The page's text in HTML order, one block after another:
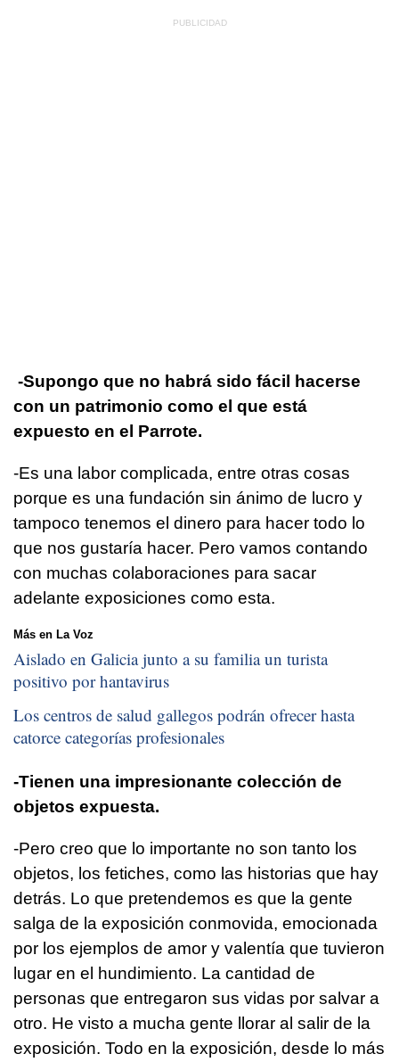
-Supongo que no habrá sido fácil hacerse
con un patrimonio como el que está
expuesto en el Parrote.
-Es una labor complicada, entre otras cosas
porque es una fundación sin ánimo de lucro y
tampoco tenemos el dinero para hacer todo lo
que nos gustaría hacer. Pero vamos contando
con muchas colaboraciones para sacar
adelante exposiciones como esta.
Más en La Voz
Aislado en Galicia junto a su familia un turista
positivo por hantavirus
Los centros de salud gallegos podrán ofrecer hasta
catorce categorías profesionales
-Tienen una impresionante colección de
objetos expuesta.
-Pero creo que lo importante no son tanto los
objetos, los fetiches, como las historias que hay
detrás. Lo que pretendemos es que la gente
salga de la exposición conmovida, emocionada
por los ejemplos de amor y valentía que tuvieron
lugar en el hundimiento. La cantidad de
personas que entregaron sus vidas por salvar a
otro. He visto a mucha gente llorar al salir de la
exposición. Todo en la exposición, desde lo más